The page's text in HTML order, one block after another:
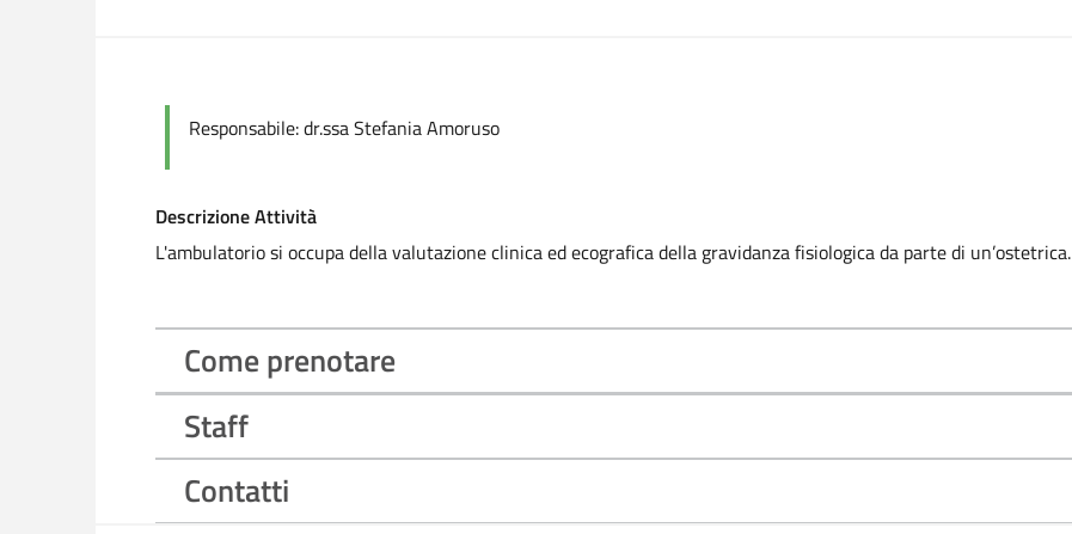
Responsabile:dr.ssa Stefania Amoruso
Descrizione Attività
L'ambulatorio si occupa della valutazione clinica ed ecografica della gravidanza fisiologica da parte di un’ostetrica.
Come prenotare
Staff
Contatti